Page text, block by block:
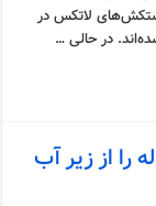
لاتکس در
در حالی …
شهر گمشده‌ی ۳۵۰۰ ساله را از زیر آب